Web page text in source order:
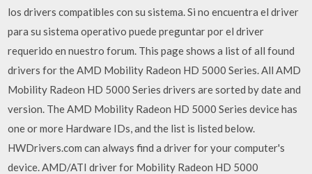
los drivers compatibles con su sistema. Si no encuentra el driver
para su sistema operativo puede preguntar por el driver
requerido en nuestro forum. This page shows a list of all found
drivers for the AMD Mobility Radeon HD 5000 Series. All AMD
Mobility Radeon HD 5000 Series drivers are sorted by date and
version. The AMD Mobility Radeon HD 5000 Series device has
one or more Hardware IDs, and the list is listed below.
HWDrivers.com can always find a driver for your computer's
device. AMD/ATI driver for Mobility Radeon HD 5000